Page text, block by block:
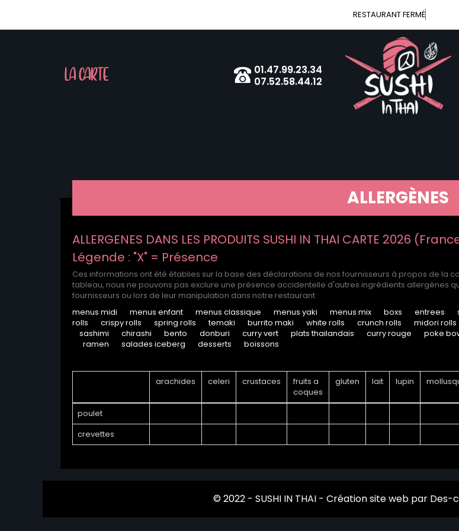
RESTAURANT FERMÉ
LA CARTE
01.47.99.23.34
07.52.58.44.12
ALLERGÈNES
ALLERGENES DANS LES PRODUITS SUSHI IN THAI CARTE 2026
Légende : "X" = Présence
Ces informations ont été établies sur la base des déclarations de nos fournisseurs à propos de la
tableau, nous ne pouvons pas exclure une présence accidentelle d'autres ingrédients allergènes
fournisseurs ou lors de leur manipulation dans notre restaurant
menus midi
menus enfant menus classique menus yaki menus mix boxs entrees
rolls
crispy rolls spring rolls temaki burrito maki white rolls crunch rolls midori rolls
sashimi
chirashi bento donburi curry vert plats thailandais curry rouge poke
ramen
salades iceberg desserts boissons
arachides celeri crustaces
fruits a
coques
gluten lait lupin
poulet
crevettes
© 2022 - SUSHI IN THAI - Création site web par Des-